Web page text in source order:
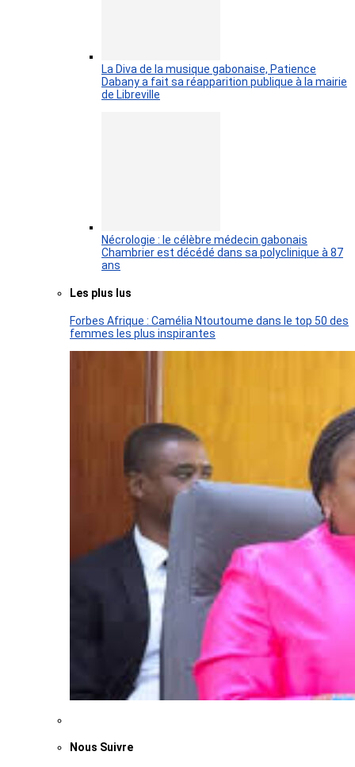
La Diva de la musique gabonaise, Patience
Dabany a fait sa réapparition publique à la mairie
de Libreville
Nécrologie : le célèbre médecin gabonais
Chambrier est décédé dans sa polyclinique à 87
ans
Les plus lus
Forbes Afrique : Camélia Ntoutoume dans le top 50 des
femmes les plus inspirantes
Nous Suivre